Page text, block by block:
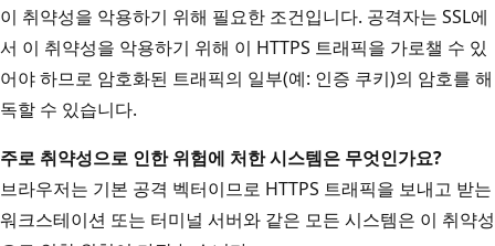
이 취약성을 악용하기 위해 필요한 조건입니다. 공격자는 SSL에
서 이 취약성을 악용하기 위해 이 HTTPS 트래픽을 가로챌 수 있
어야 하므로 암호화된 트래픽의 일부(예: 인증 쿠키)의 암호를 해
독할 수 있습니다.
주로 취약성으로 인한 위험에 처한 시스템은 무엇인가요?
브라우저는 기본 공격 벡터이므로 HTTPS 트래픽을 보내고 받는
워크스테이션 또는 터미널 서버와 같은 모든 시스템은 이 취약성